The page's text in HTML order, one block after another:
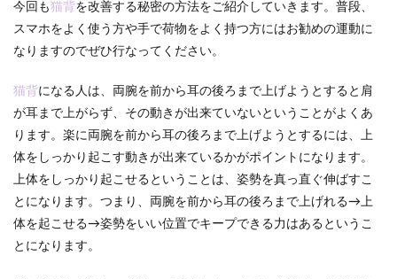
今回も猫背を改善する秘密の方法をご紹介していきます。普段、
スマホをよく使う方や手で荷物をよく持つ方にはお勧めの運動に
なりますのでぜひ行なってください。
猫背になる人は、両腕を前から耳の後ろまで上げようとすると肩
が耳まで上がらず、その動きが出来ていないということがよくあ
ります。楽に両腕を前から耳の後ろまで上げようとするには、上
体をしっかり起こす動きが出来ているかがポイントになります。
上体をしっかり起こせるということは、姿勢を真っ直ぐ伸ばすこ
とになります。つまり、両腕を前から耳の後ろまで上げれる→上
体を起こせる→姿勢をいい位置でキープできる力はあるというこ
とになります。